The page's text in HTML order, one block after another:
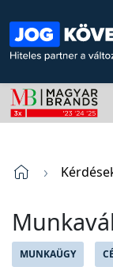
MUNKAÜGY